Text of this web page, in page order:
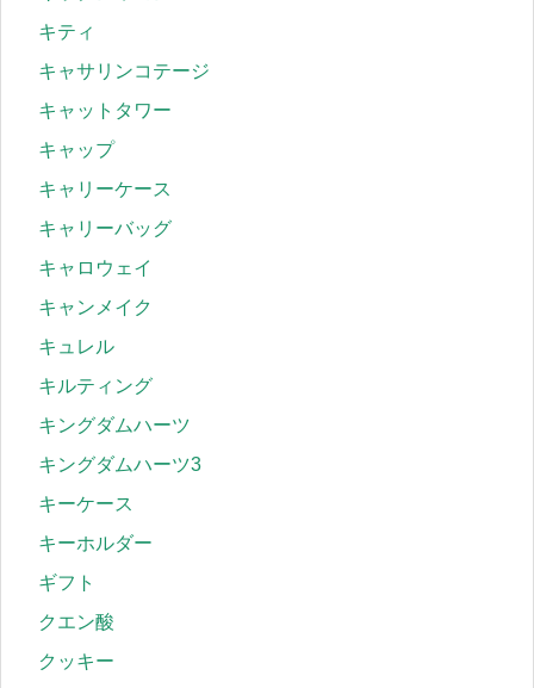
キティ
キャサリンコテージ
キャットタワー
キャップ
キャリーケース
キャリーバッグ
キャロウェイ
キャンメイク
キュレル
キルティング
キングダムハーツ
キングダムハーツ3
キーケース
キーホルダー
ギフト
クエン酸
クッキー